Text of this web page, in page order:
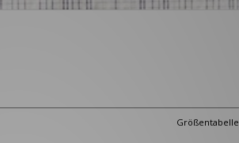
Größentabelle